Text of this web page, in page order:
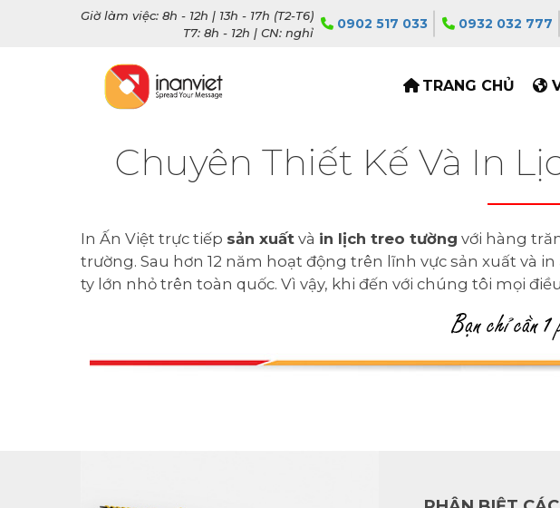
Giờ làm việc: 8h - 12h | 13h - 17h (T2-T6)
T7: 8h - 12h | CN: nghỉ
0902 517 033 0932 032 777
TRANG CHỦ
Chuyên Thiết Kế Và In
In Ấn Việt trực tiếp sản xuất và in lịch treo tường với hàng
trường. Sau hơn 12 năm hoạt động trên lĩnh vực sản xuất và
ty lớn nhỏ trên toàn quốc. Vì vậy, khi đến với chúng tôi mọi